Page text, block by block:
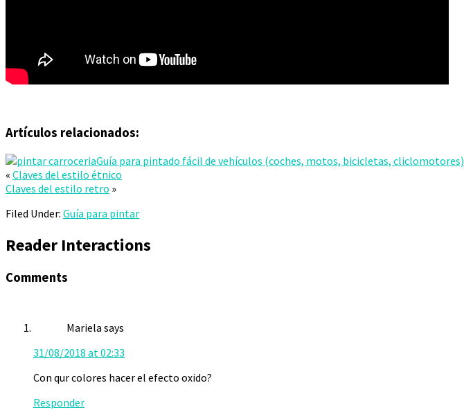
Artículos relacionados:
Guía para pintado fácil de vehículos (coches, motos, bicicletas, cliclomotores)
« Claves del estilo étnico
Claves del estilo retro »
Filed Under: Guía para pintar
Reader Interactions
Comments
Mariela says
31/08/2018 at 02:33
Con qur colores hacer el efecto oxido?
Responder